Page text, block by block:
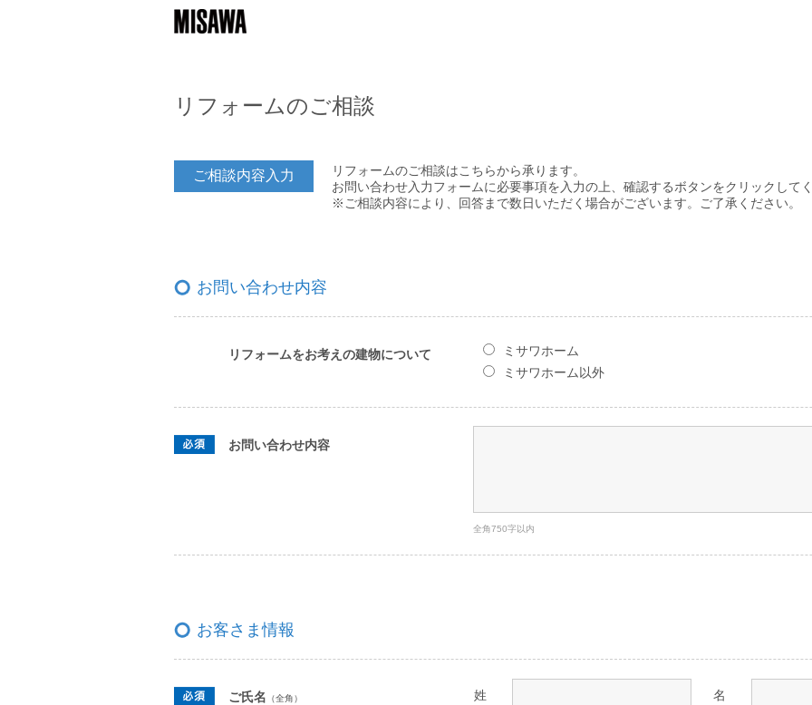
リフォームのご相談
ご相談内容入力
リフォームのご相談はこちらから承ります。
お問い合わせ入力フォームに必要事項を入力の上、確認するボタンをクリックしてく
※ご相談内容により、回答まで数日いただく場合がございます。ご了承ください。
お問い合わせ内容
リフォームをお考えの建物について
ミサワホーム
ミサワホーム以外
お問い合わせ内容
全角750字以内
お客さま情報
ご氏名 （全角） 姓 名